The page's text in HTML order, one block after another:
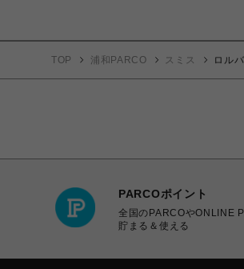
TOP 浦和PARCO スミス ロル
PARCOポイント
全国のPARCOやONLINE
貯まる＆使える